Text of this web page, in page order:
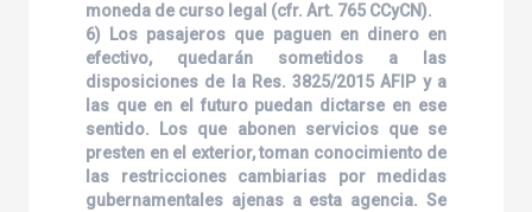
moneda de curso legal (cfr. Art. 765 CCyCN).
6) Los pasajeros que paguen en dinero en
efectivo, quedarán sometidos a las
disposiciones de la Res. 3825/2015 AFIP y a
las que en el futuro puedan dictarse en ese
sentido. Los que abonen servicios que se
presten en el exterior, toman conocimiento de
las restricciones cambiarias por medidas
gubernamentales ajenas a esta agencia. Se